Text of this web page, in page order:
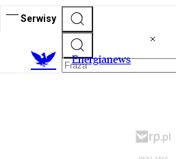
Serwisy
Energianews